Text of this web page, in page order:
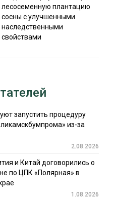
лесосеменную плантацию
сосны с улучшенными
наследственными
свойствами
запустить процедуру
из-за
2.08.2026
и Китай договорились о
по ЦПК «Полярная» в
1.08.2026